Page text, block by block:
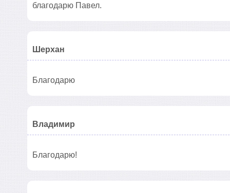
благодарю Павел.
Шерхан
Благодарю
Владимир
Благодарю!